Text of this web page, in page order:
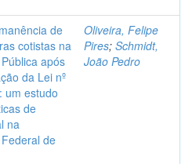
de
cotistas na
após
da Lei nº
um estudo
de
na
de
Oliveira, Felipe
Pires; Schmidt,
João Pedro